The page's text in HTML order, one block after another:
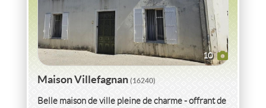
10
Maison Villefagnan(16240)
Belle maison de ville pleine de charme - offrant de